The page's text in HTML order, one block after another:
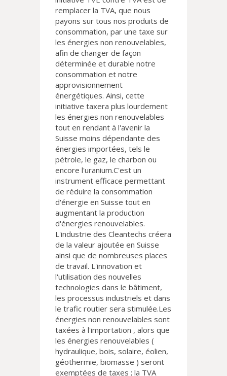
remplacer la TVA, que nous
payons sur tous nos produits de
consommation, par une taxe sur
les énergies non renouvelables,
afin de changer de façon
déterminée et durable notre
consommation et notre
approvisionnement
énergétiques. Ainsi, cette
initiative taxera plus lourdement
les énergies non renouvelables
tout en rendant à l'avenir la
Suisse moins dépendante des
énergies importées, tels le
pétrole, le gaz, le charbon ou
encore l'uranium.C'est un
instrument efficace permettant
de réduire la consommation
d'énergie en Suisse tout en
augmentant la production
d'énergies renouvelables.
L'industrie des Cleantechs créera
de la valeur ajoutée en Suisse
ainsi que de nombreuses places
de travail. L'innovation et
l'utilisation des nouvelles
technologies dans le bâtiment,
les processus industriels et dans
le trafic routier sera stimulée.Les
énergies non renouvelables sont
taxées à l'importation , alors que
les énergies renouvelables (
hydraulique, bois, solaire, éolien,
géothermie, biomasse ) seront
exemptées de taxes ; la TVA